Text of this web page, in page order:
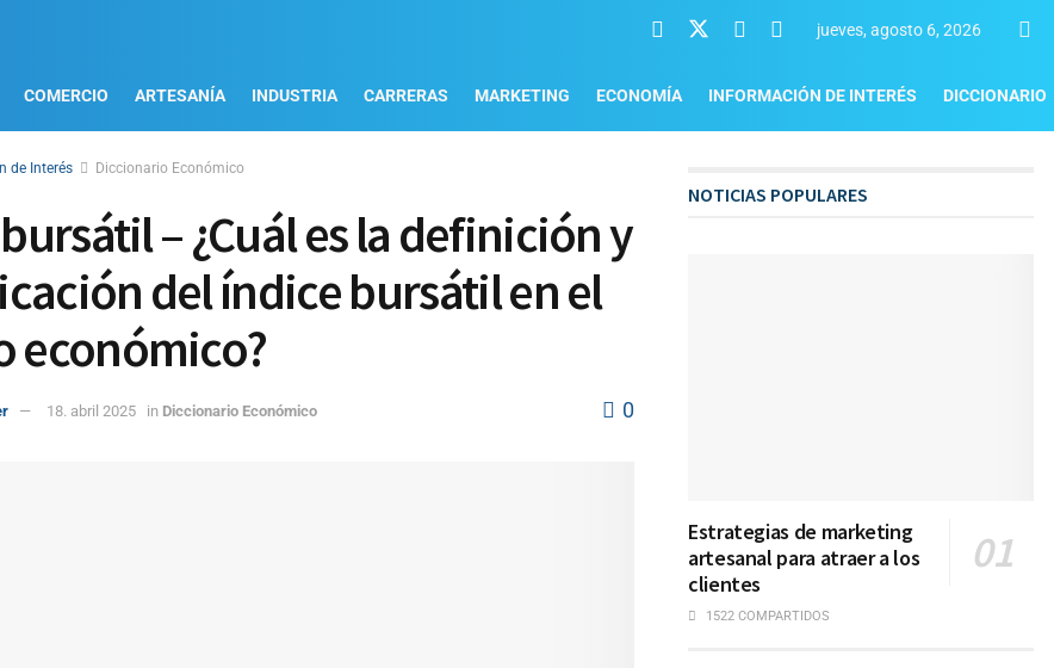
jueves, agosto 6, 2026
COMERCIO ARTESANÍA INDUSTRIA CARRERAS MARKETING ECONOMÍA INFORMACIÓN DE INTERÉS DICCIONARIO
de Interés Diccionario Económico
– ¿Cuál es la definición y
del índice bursátil en el
económico?
18. abril 2025 in Diccionario Económico 0
NOTICIAS POPULARES
Estrategias de marketing
artesanal para atraer a los
clientes
1522 COMPARTIDOS